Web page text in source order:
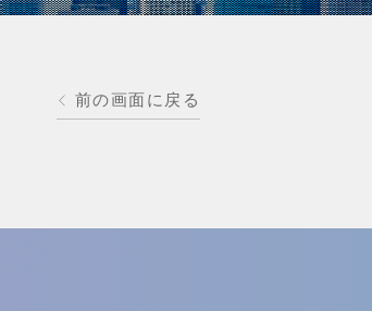
前の画面に戻る